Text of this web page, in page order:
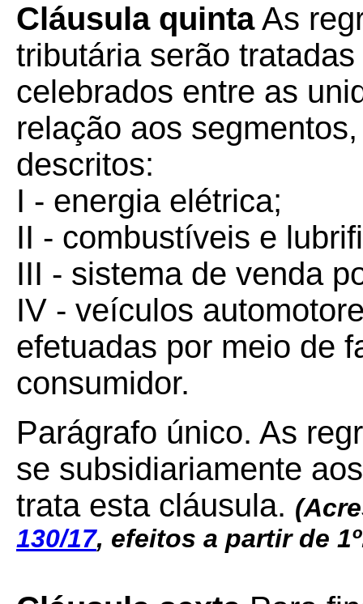
Cláusula quintaAs
tributária serão
celebrados entre as
relação aos
descritos:
I - energia elétrica;
II - combustíveis e
III - sistema de venda
IV - veículos
efetuadas por meio de
consumidor.
Parágrafo único. As
se subsidiariamente
trata esta cláusula.
130/17, efeitos a partir de